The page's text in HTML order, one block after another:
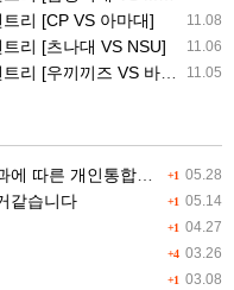
11.08
리 [CP VS 아마대]
11.06
리 [츠나대 VS NSU]
11.05
[우끼끼즈 VS 바스포드]
+1 05.28
킹 전적이 갱신이 안됩니다.
+1 05.14
같습니다
+1 04.27
+4 03.26
+1 03.08